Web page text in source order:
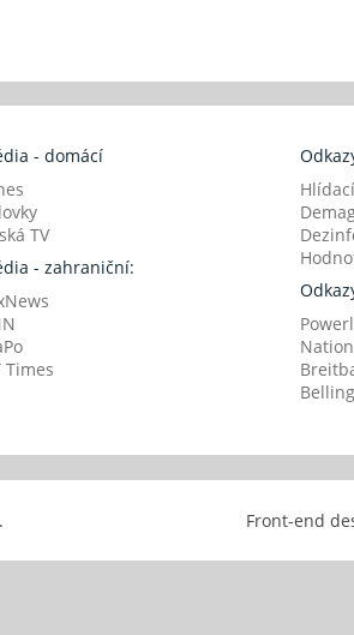
- domácí
TV
- zahraniční:
Times
Front-end